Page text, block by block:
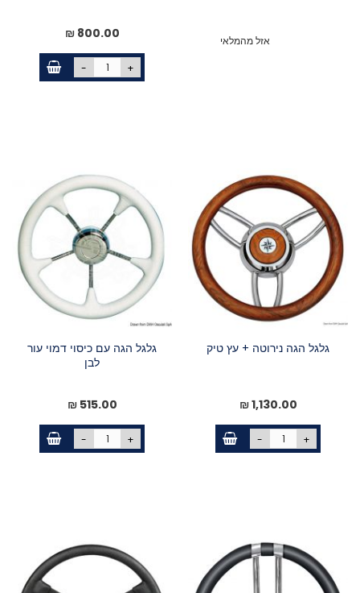
אזל מהמלאי 800.00 ₪
- +
גלגל הגה נירוטה + עץ טיק
1,130.00 ₪
- +
גלגל הגה עם כיסוי דמוי עור
לבן
515.00 ₪
- +